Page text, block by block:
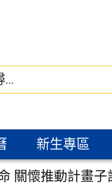
新生專區
關懷推動計畫